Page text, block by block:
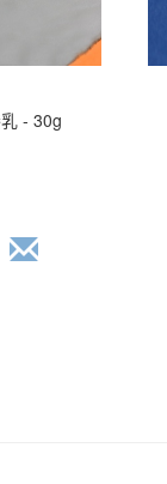
- 30g